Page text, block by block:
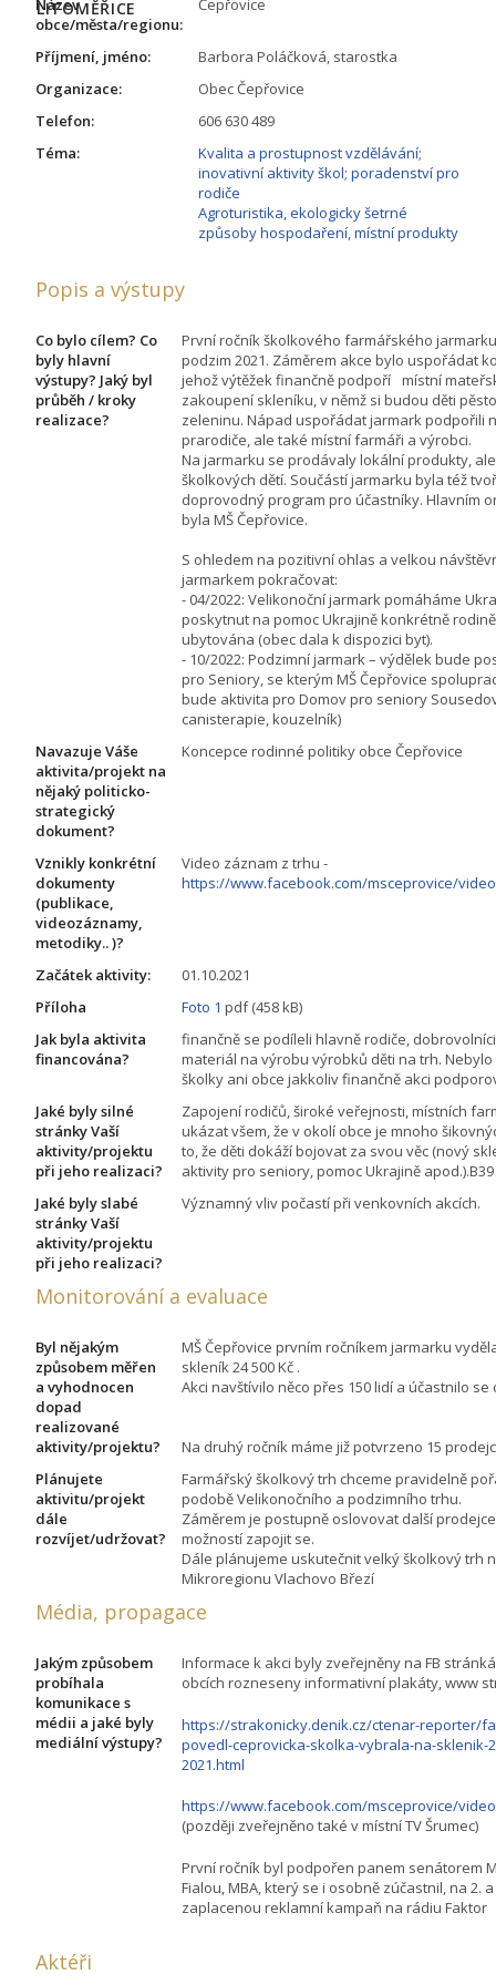
LITOMĚŘICE
Název
obce/města/regionu:
Čepřovice
Příjmení, jméno:
Barbora Poláčková, starostka
Organizace:
Obec Čepřovice
Telefon:
606 630 489
Téma:
Kvalita a prostupnost vzdělávání;
inovativní aktivity škol; poradenství pro
rodiče
Agroturistika, ekologicky šetrné
způsoby hospodaření, místní produkty
Popis a výstupy
Co bylo cílem? Co
byly hlavní
výstupy? Jaký byl
průběh / kroky
realizace?
První ročník školkového farmářského
podzim 2021. Záměrem akce bylo uspořádat
jehož výtěžek finančně podpoří místní
zakoupení skleníku, v němž si budou děti
zeleninu. Nápad uspořádat jarmark podpořili
prarodiče, ale také místní farmáři a výrobci.
Na jarmarku se prodávaly lokální produkty,
školkových dětí. Součástí jarmarku byla též
doprovodný program pro účastníky. Hlavním
byla MŠ Čepřovice.
S ohledem na pozitivní ohlas a velkou
jarmarkem pokračovat:
- 04/2022: Velikonoční jarmark pomáháme
poskytnut na pomoc Ukrajině konkrétně
ubytována (obec dala k dispozici byt).
- 10/2022: Podzimní jarmark – výdělek bude
pro Seniory, se kterým MŠ Čepřovice
bude aktivita pro Domov pro seniory
canisterapie, kouzelník)
Navazuje Váše
aktivita/projekt na
nějaký politicko-
strategický
dokument?
Koncepce rodinné politiky obce Čepřovice
Vznikly konkrétní
dokumenty
(publikace,
videozáznamy,
metodiky.. )?
Video záznam z trhu -
https://www.facebook.com/msceprovice/
Začátek aktivity:
01.10.2021
Příloha
Foto 1 pdf (458 kB)
Jak byla aktivita
financována?
finančně se podíleli hlavně rodiče,
materiál na výrobu výrobků děti na trh.
školky ani obce jakkoliv finančně akci
Jaké byly silné
stránky Vaší
aktivity/projektu
při jeho realizaci?
Zapojení rodičů, široké veřejnosti, místních
ukázat všem, že v okolí obce je mnoho
to, že děti dokáží bojovat za svou věc (nový
aktivity pro seniory, pomoc Ukrajině apod.).B39
Jaké byly slabé
stránky Vaší
aktivity/projektu
při jeho realizaci?
Významný vliv počastí při venkovních akcích.
Monitorování a evaluace
Byl nějakým
způsobem měřen
a vyhodnocen
dopad
realizované
aktivity/projektu?
MŠ Čepřovice prvním ročníkem jarmarku
skleník 24 500 Kč .
Akci navštívilo něco přes 150 lidí a účastnilo se
Na druhý ročník máme již potvrzeno 15
Plánujete
aktivitu/projekt
dále
rozvíjet/udržovat?
Farmářský školkový trh chceme pravidelně
podobě Velikonočního a podzimního trhu.
Záměrem je postupně oslovovat další
možností zapojit se.
Dále plánujeme uskutečnit velký školkový trh
Mikroregionu Vlachovo Březí
Média, propagace
Jakým způsobem
probíhala
komunikace s
médii a jaké byly
mediální výstupy?
Informace k akci byly zveřejněny na FB
obcích rozneseny informativní plakáty, www
https://strakonicky.denik.cz/ctenar-reporter/
povedl-ceprovicka-skolka-vybrala-na-sklenik-
2021.html
https://www.facebook.com/msceprovice/
(později zveřejněno také v místní TV Šrumec)
První ročník byl podpořen panem senátorem
Fialou, MBA, který se i osobně zúčastnil, na 2.
zaplacenou reklamní kampaň na rádiu Faktor
Aktéři